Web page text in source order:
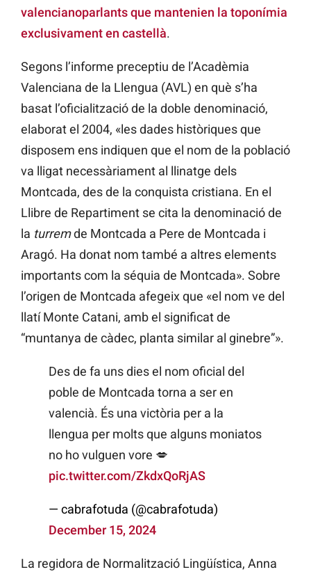
valencianoparlants que mantenien la toponímia
exclusivament en castellà.
Segons l’informe preceptiu de l’Acadèmia
Valenciana de la Llengua (AVL) en què s’ha
basat l’oficialització de la doble denominació,
elaborat el 2004, «les dades històriques que
disposem ens indiquen que el nom de la població
va lligat necessàriament al llinatge dels
Montcada, des de la conquista cristiana. En el
Llibre de Repartiment se cita la denominació de
la turremde Montcada a Pere de Montcada i
Aragó. Ha donat nom també a altres elements
importants com la séquia de Montcada». Sobre
l’origen de Montcada afegeix que «el nom ve del
llatí Monte Catani, amb el significat de
“muntanya de càdec, planta similar al ginebre”».
Des de fa uns dies el nom oficial del
poble de Montcada torna a ser en
valencià. És una victòria per a la
llengua per molts que alguns moniatos
no ho vulguen vore 💋
pic.twitter.com/ZkdxQoRjAS
— cabrafotuda (@cabrafotuda)
December 15, 2024
La regidora de Normalització Lingüística, Anna